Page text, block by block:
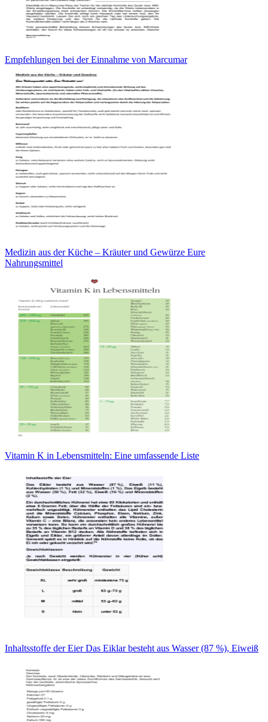
Empfehlungen bei der Einnahme von Marcumar
Medizin aus der Küche – Kräuter und Gewürze Eure
Nahrungsmittel
Vitamin K in Lebensmitteln: Eine umfassende Liste
Inhaltsstoffe der Eier Das Eiklar besteht aus Wasser (87 %), Eiweiß